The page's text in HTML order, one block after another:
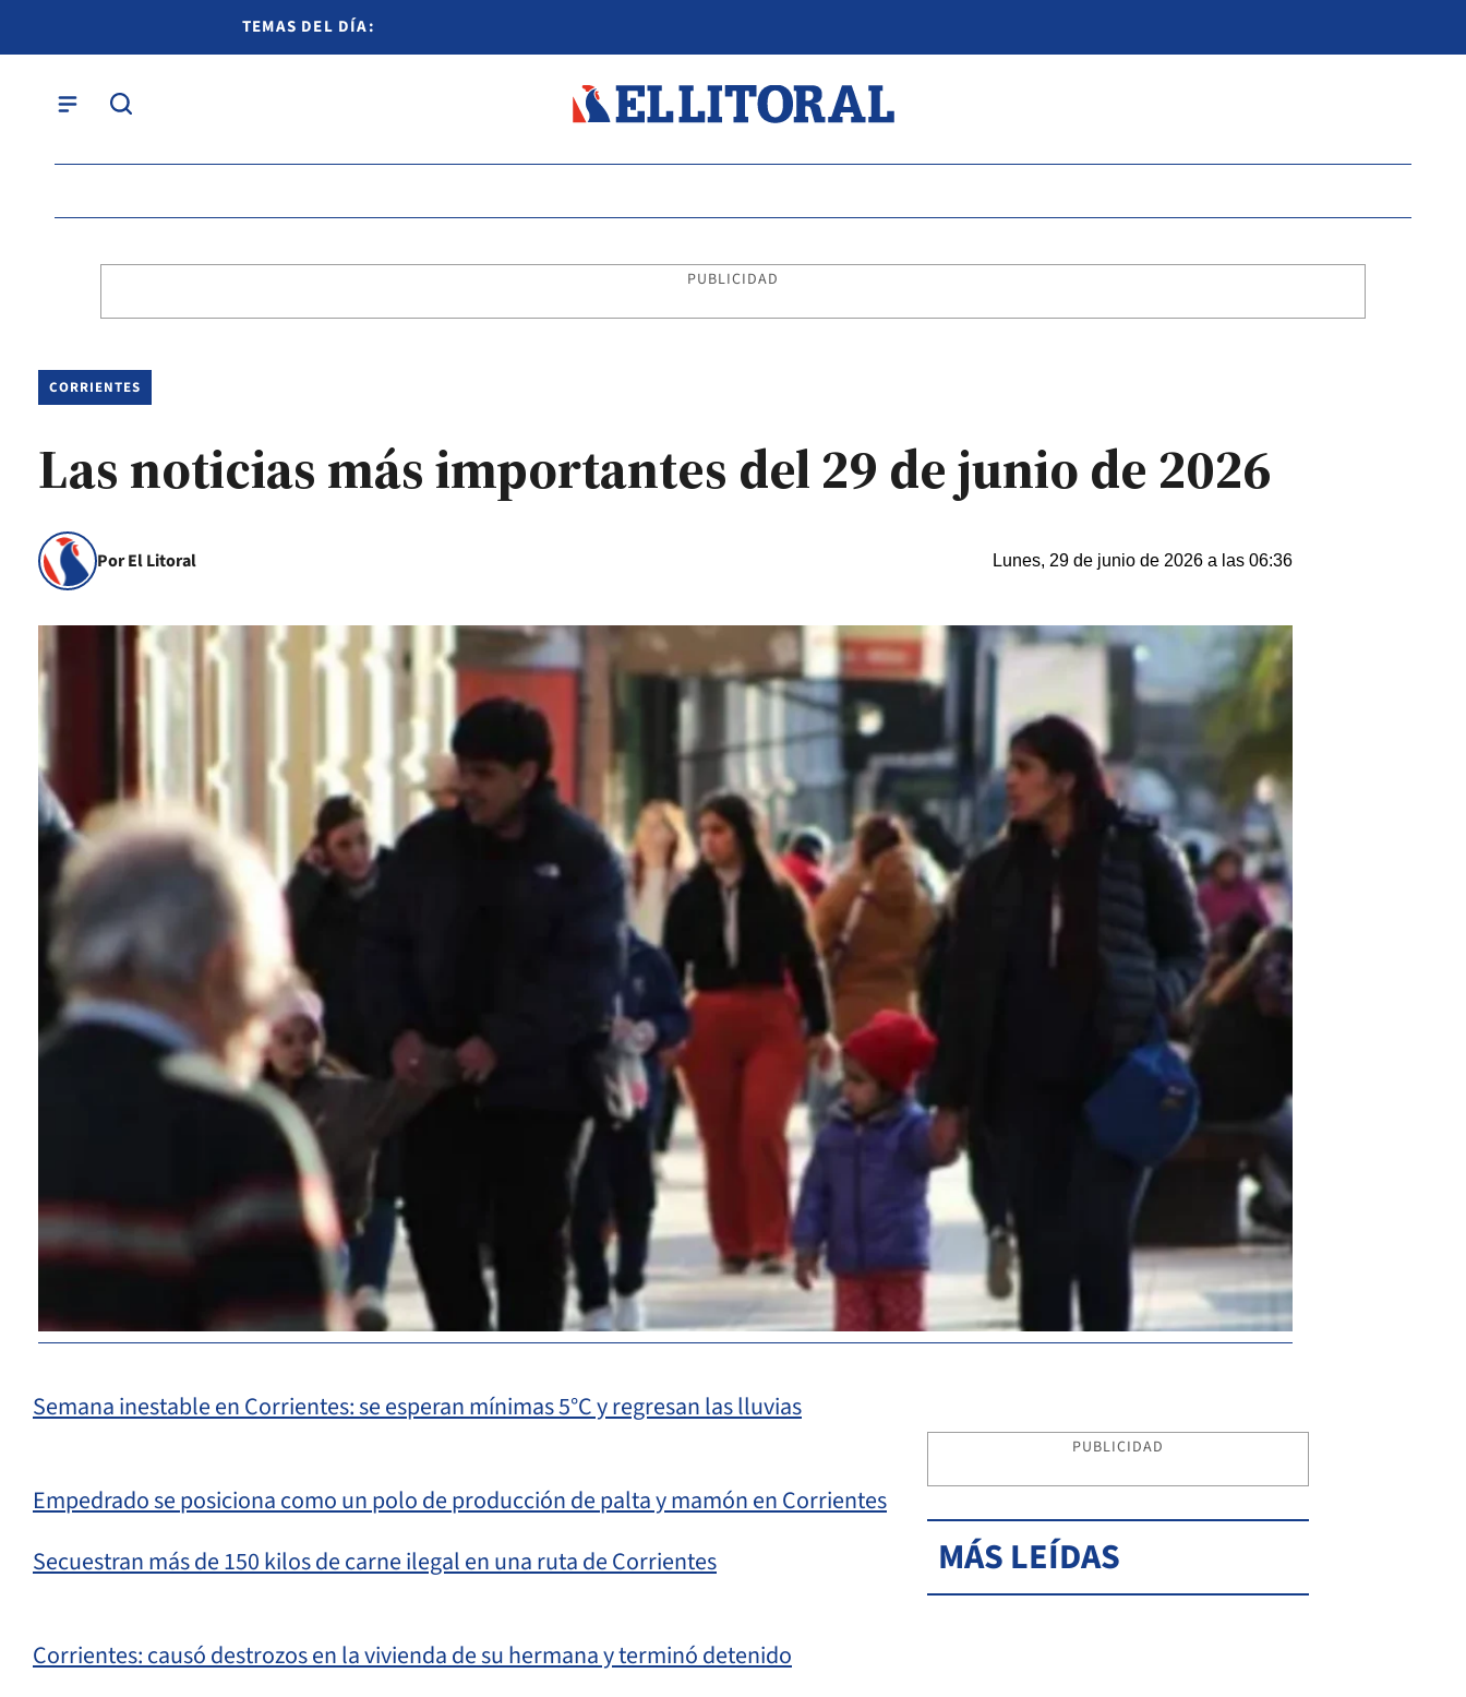
TEMAS DEL DÍA:
PUBLICIDAD
CORRIENTES
Las noticias más importantes del 29 de junio de 2026
Por El Litoral Lunes, 29 de junio de 2026 a las 06:36
Semana inestable en Corrientes: se esperan mínimas 5°C y regresan las lluvias
Empedrado se posiciona como un polo de producción de palta y mamón en Corrientes
Secuestran más de 150 kilos de carne ilegal en una ruta de Corrientes
Corrientes: causó destrozos en la vivienda de su hermana y terminó detenido
PUBLICIDAD
MÁS LEÍDAS